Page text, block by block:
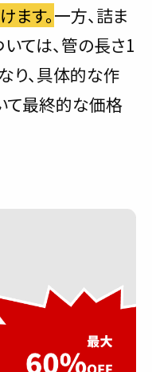
ます。一方、詰ま
ては、管の長さ1
り、具体的な作
て最終的な価格